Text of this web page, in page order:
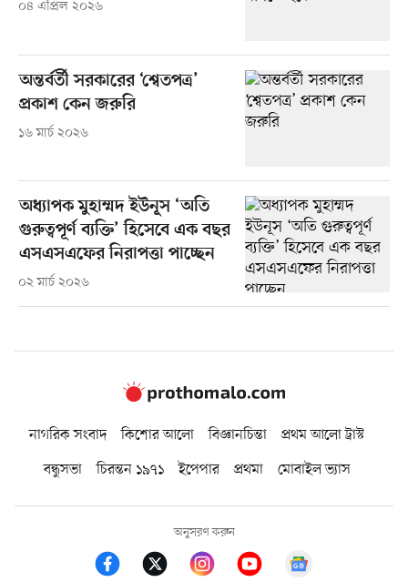
০৪ এপ্রিল ২০২৬
অন্তর্বর্তী সরকারের ‘শ্বেতপত্র’
প্রকাশ কেন জরুরি
১৬ মার্চ ২০২৬
অধ্যাপক মুহাম্মদ ইউনূস ‘অতি
গুরুত্বপূর্ণ ব্যক্তি’ হিসেবে এক বছর
এসএসএফের নিরাপত্তা পাচ্ছেন
০২ মার্চ ২০২৬
নাগরিক সংবাদ কিশোর আলো বিজ্ঞানচিন্তা
প্রথম আলো ট্রাস্ট
বন্ধুসভা
চিরন্তন ১৯৭১ ইপেপার প্রথমা মোবাইল ভ্যাস
অনুসরণ করুন